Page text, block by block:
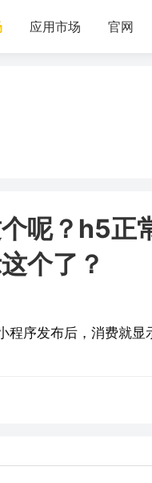
应用市场 官网
呢？h5正
个了？
序发布后，消费就显